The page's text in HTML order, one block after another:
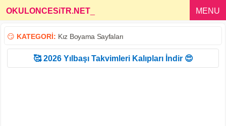
OKULONCESiTR.NET MENU
😏 KATEGORİ: Kız Boyama Sayfaları
🥰 2026 Yılbaşı Takvimleri Kalıpları İndir 😍